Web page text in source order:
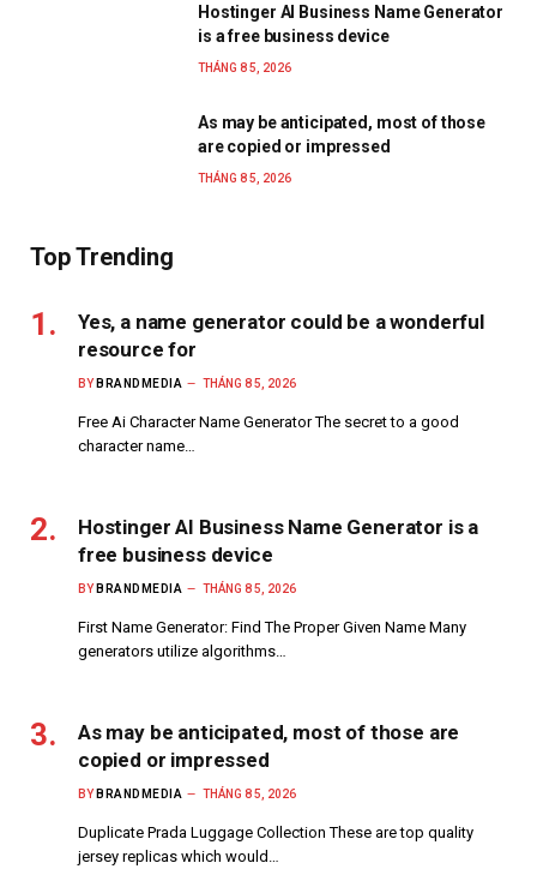
Hostinger AI Business Name Generator
is a free business device
THÁNG 8 5, 2026
As may be anticipated, most of those
are copied or impressed
THÁNG 8 5, 2026
Top Trending
Yes, a name generator could be a wonderful
resource for
BY BRANDMEDIA THÁNG 8 5, 2026
Free Ai Character Name Generator The secret to a good
character name…
Hostinger AI Business Name Generator is a
free business device
BY BRANDMEDIA THÁNG 8 5, 2026
First Name Generator: Find The Proper Given Name Many
generators utilize algorithms…
As may be anticipated, most of those are
copied or impressed
BY BRANDMEDIA THÁNG 8 5, 2026
Duplicate Prada Luggage Collection These are top quality
jersey replicas which would…